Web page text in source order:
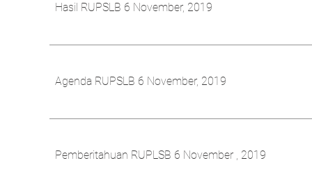
Hasil RUPSLB 6 November, 2019
Agenda RUPSLB 6 November, 2019
Pemberitahuan RUPLSB 6 November , 2019